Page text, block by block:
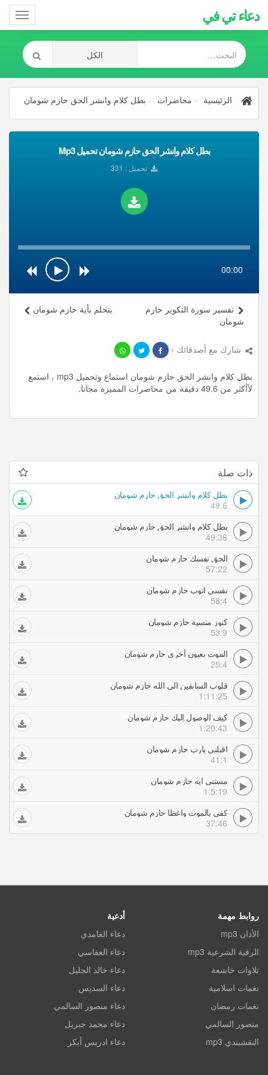
دعاء تي في
الرئيسية محاضرات بطل كلام وانشر الحق حازم شومان
بطل كلام وانشر الحق حازم شومان تحميل Mp3
تحميل : 331
00:00
بتحلم بأية حازم شومان
تفسير سورة التكوير حازم
شومان
شارك مع أصدقائك ›
بطل كلام وانشر الحق حازم شومان استماع وتحميل mp3 ، استمع
لأأكثر من 49.6 دقيقة من محاضرات المميزة مجانا.
ذات صلة
بطل كلام وانشر الحق حازم شومان
49.6
بطل كلام وانشر الحق حازم شومان
49:36
الحق نفسك حازم شومان
57:22
نفسى اتوب حازم شومان
58:4
كنوز منسية حازم شومان
53:9
الموت بعيون أخرى حازم شومان
25:4
قلوب السابقين الى الله حازم شومان
1:11:25
كيف الوصول إليك حازم شومان
1:20:43
اقبلني يارب حازم شومان
41:1
مستنى ايه حازم شومان
1:5:19
كفى بالموت واعظا حازم شومان
37:46
روابط مهمة
الأذان mp3
الرقية الشرعية mp3
تلاوات خاشعة
نغمات اسلامية
نغمات رمضان
منصور السالمي
النقشبندي mp3
أدعية
دعاء الغامدي
دعاء العفاسي
دعاء خالد الجليل
دعاء السديس
دعاء منصور السالمي
دعاء محمد جبريل
دعاء ادريس أبكر